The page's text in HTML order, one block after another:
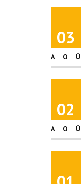
03
02